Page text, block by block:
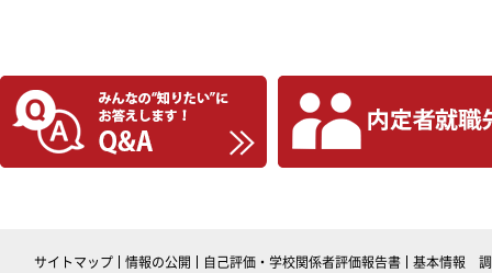
サイトマップ 情報の公開 自己評価・学校関係者評価報告書 基本情報 調